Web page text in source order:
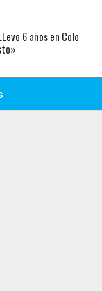
6 años en Colo